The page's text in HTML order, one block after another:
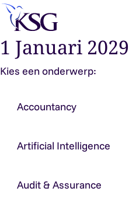
Skip to content
1 Januari 2029
Kies een onderwerp:
Accountancy
Artificial Intelligence
Audit & Assurance